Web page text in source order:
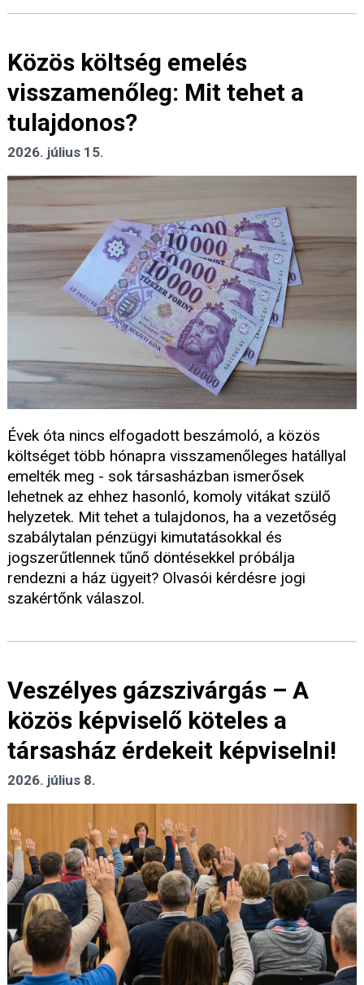
Közös költség emelés
visszamenőleg: Mit tehet a
tulajdonos?
2026. július 15.
Évek óta nincs elfogadott beszámoló, a közös
költséget több hónapra visszamenőleges hatállyal
emelték meg - sok társasházban ismerősek
lehetnek az ehhez hasonló, komoly vitákat szülő
helyzetek. Mit tehet a tulajdonos, ha a vezetőség
szabálytalan pénzügyi kimutatásokkal és
jogszerűtlennek tűnő döntésekkel próbálja
rendezni a ház ügyeit? Olvasói kérdésre jogi
szakértőnk válaszol.
Veszélyes gázszivárgás – A
közös képviselő köteles a
társasház érdekeit képviselni!
2026. július 8.